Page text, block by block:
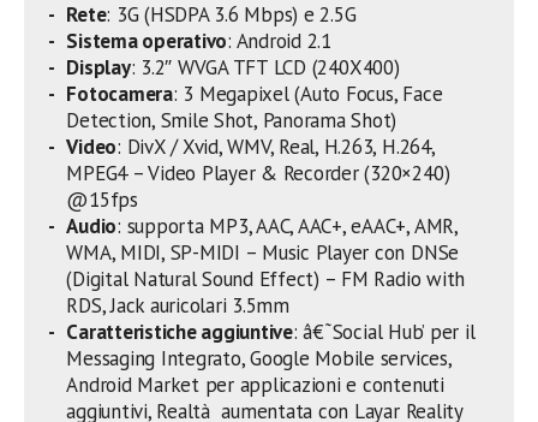
Rete: 3G (HSDPA 3.6 Mbps) e 2.5G
Sistema operativo: Android 2.1
Display: 3.2″ WVGA TFT LCD (240X400)
Fotocamera: 3 Megapixel (Auto Focus, Face
Detection, Smile Shot, Panorama Shot)
Video: DivX / Xvid, WMV, Real, H.263, H.264,
MPEG4 – Video Player & Recorder (320×240)
@15fps
Audio: supporta MP3, AAC, AAC+, eAAC+, AMR,
WMA, MIDI, SP-MIDI – Music Player con DNSe
(Digital Natural Sound Effect) – FM Radio with
RDS, Jack auricolari 3.5mm
Caratteristiche aggiuntive: â€˜Social Hub’ per il
Messaging Integrato, Google Mobile services,
Android Market per applicazioni e contenuti
aggiuntivi, Realtà aumentata con Layar Reality